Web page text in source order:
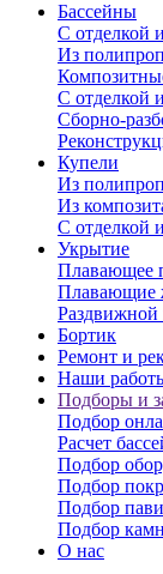
Бассейны
С отделкой
Из
С отделкой
Сборно-
Купели
Из
Из
С отделкой
Укрытие
Плавающее
Плавающие
Раздвижной
Бортик
Ремонт и
Наши
Подборы и
Подбор
Расчет
Подбор
Подбор
Подбор
Подбор
О нас